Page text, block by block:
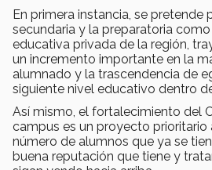
En primera instancia, se pretende
secundaria y la preparatoria
educativa privada de la región,
un incremento importante en la
alumnado y la trascendencia de
siguiente nivel educativo dentro
Así mismo, el fortalecimiento del
campus es un proyecto prioritario
número de alumnos que ya se
buena reputación que tiene y